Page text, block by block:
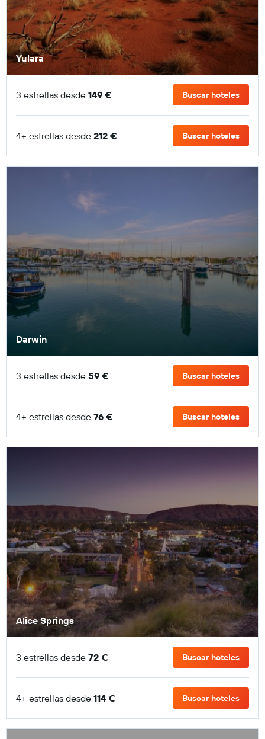
Yulara
3 estrellas desde 149 € Buscar hoteles
4+ estrellas desde 212 € Buscar hoteles
Darwin
3 estrellas desde 59 € Buscar hoteles
4+ estrellas desde 76 € Buscar hoteles
Alice Springs
3 estrellas desde 72 € Buscar hoteles
4+ estrellas desde 114 € Buscar hoteles